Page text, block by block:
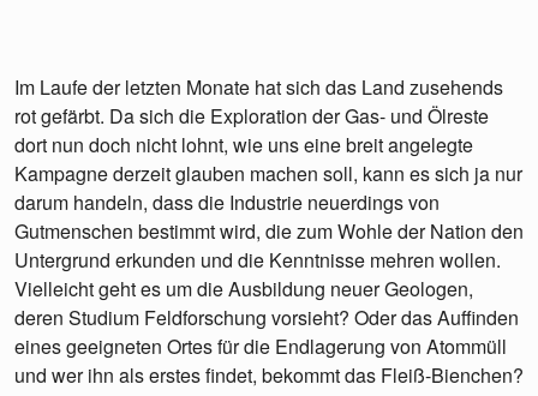
Im Laufe der letzten Monate hat sich das Land zusehends
rot gefärbt. Da sich die Exploration der Gas- und Ölreste
dort nun doch nicht lohnt, wie uns eine breit angelegte
Kampagne derzeit glauben machen soll, kann es sich ja nur
darum handeln, dass die Industrie neuerdings von
Gutmenschen bestimmt wird, die zum Wohle der Nation den
Untergrund erkunden und die Kenntnisse mehren wollen.
Vielleicht geht es um die Ausbildung neuer Geologen,
deren Studium Feldforschung vorsieht? Oder das Auffinden
eines geeigneten Ortes für die Endlagerung von Atommüll
und wer ihn als erstes findet, bekommt das Fleiß-Bienchen?